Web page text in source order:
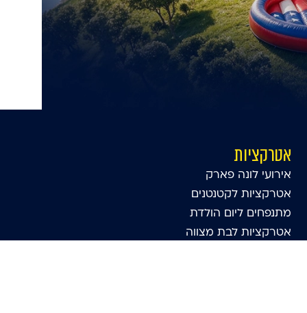
אטרקציות
אירועי לונה פארק
אטרקציות לקטנטנים
מתנפחים ליום הולדת
אטרקציות לבת מצווה